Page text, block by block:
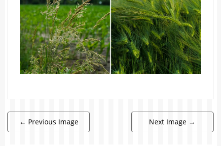
← Previous Image Next Image →